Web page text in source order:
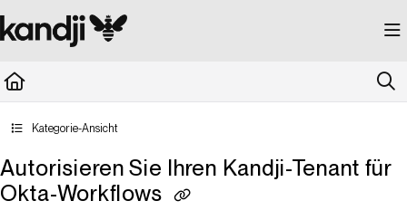
Documentation Index
Fetch the complete documentation index at: https://kandji.document360.io/
Kategorie-Ansicht
Autorisieren Sie Ihren Kandji-Tenant für
Okta-Workflows